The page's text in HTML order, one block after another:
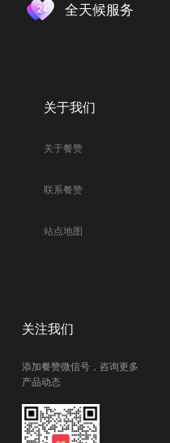
全天候服务
关于我们
关于餐赞
联系餐赞
站点地图
关注我们
添加餐赞微信号，咨询更多
产品动态